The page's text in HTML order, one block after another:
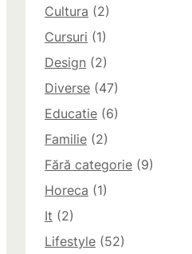
Cultura (2)
Cursuri (1)
Design (2)
Diverse (47)
Educatie (6)
Familie (2)
Fără categorie (9)
Horeca (1)
It (2)
Lifestyle (52)